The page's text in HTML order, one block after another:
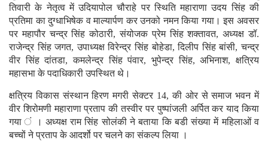
तिवारी के नेतृत्व में उदियापोल चौराहे पर स्थिति महाराणा उदय सिंह की
प्रतिमा का दुग्धाभिषेक व माल्यार्पण कर उनको नमन किया गया। इस अवसर
पर महापौर चन्द्र सिंह कोठारी, संयोजक प्रेम सिंह शक्तावत, अध्यक्ष डॉ.
राजेन्द्र सिंह जगत, उपाध्यक्ष विरेन्द्र सिंह बोहेडा, दिलीप सिंह बांसी, चन्द्र
वीर सिंह दांतडा, कमलेन्द्र सिंह पंवार, भुपेन्द्र सिंह, अभिनाश, क्षत्रिय
महासभा के पदाधिकारी उपस्थित थे।
क्षत्रिय विकास संस्थान हिरण मगरी सेक्टर 14, की ओर से समाज भवन में
वीर शिरोमणी महाराणा प्रताप की तस्वीर पर पुष्पांजली अर्पित कर याद किया
गया ं । अध्यक्ष राम सिंह सोलंकी ने बताया कि बडी संख्या में महिलाओं व
बच्चों ने प्रताप के आदर्शो पर चलने का संकल्प लिया ।